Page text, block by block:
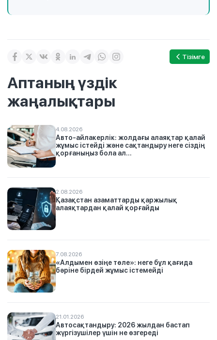
Тізімге
Аптаның үздік
жаңалықтары
4.08.2026
Авто-айлакерлік: жолдағы алаяқтар қалай
жұмыс істейді және сақтандыру неге сіздің
қорғаныңыз бола ал...
2.08.2026
Қазақстан азаматтарды қаржылық
алаяқтардан қалай қорғайды
7.08.2026
«Алдымен өзіңе төле»: неге бұл қағида
бәріне бірдей жұмыс істемейді
21.01.2026
Автосақтандыру: 2026 жылдан бастап
жүргізушілер үшін не өзгереді